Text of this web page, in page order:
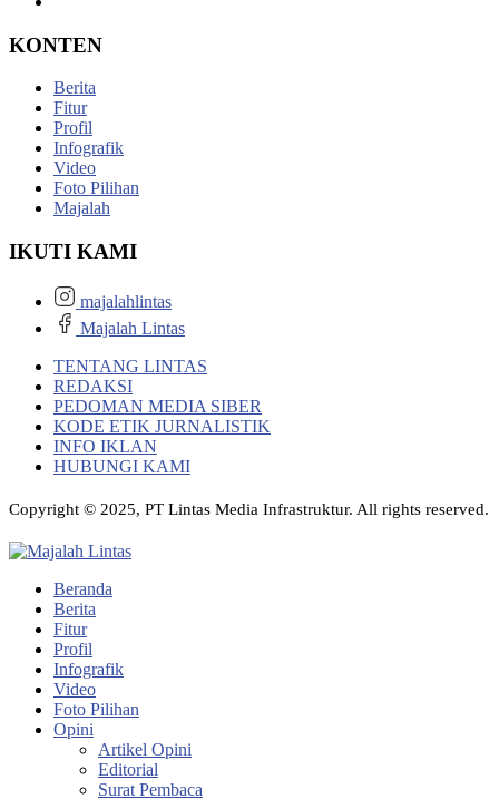
KONTEN
Berita
Fitur
Profil
Infografik
Video
Foto Pilihan
Majalah
IKUTI KAMI
majalahlintas
Majalah Lintas
TENTANG LINTAS
REDAKSI
PEDOMAN MEDIA SIBER
KODE ETIK JURNALISTIK
INFO IKLAN
HUBUNGI KAMI
Copyright © 2025, PT Lintas Media Infrastruktur. All rights reserved.
Beranda
Berita
Fitur
Profil
Infografik
Video
Foto Pilihan
Opini
Artikel Opini
Editorial
Surat Pembaca